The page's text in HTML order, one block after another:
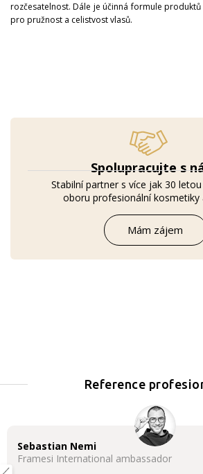
Spolupracujte s
Stabilní partner s více jak 30
oboru profesionální kosmetiky
Mám zájem
rozčesatelnost. Dále je účinná formule
pro pružnost a celistvost vlasů.
Reference
Sebastian Nemi
Framesi International ambassador